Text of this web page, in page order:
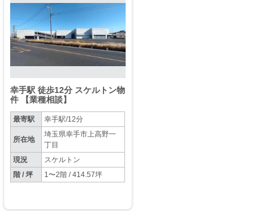
幸手駅 徒歩12分 スケルトン物
件 【業種相談】
最寄駅 幸手駅/12分
所在地
埼玉県幸手市上高野一
丁目
現況
スケルトン
階 / 坪
1〜2階 / 414.57坪